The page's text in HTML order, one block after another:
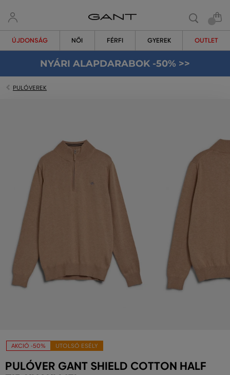
ÚJDONSÁG NŐI FÉRFI GYEREK OUTLET
NYÁRI ALAPDARABOK -50% >>
PULÓVEREK
AKCIÓ -50% UTOLSÓ ESÉLY
PULÓVER GANT SHIELD COTTON HALF